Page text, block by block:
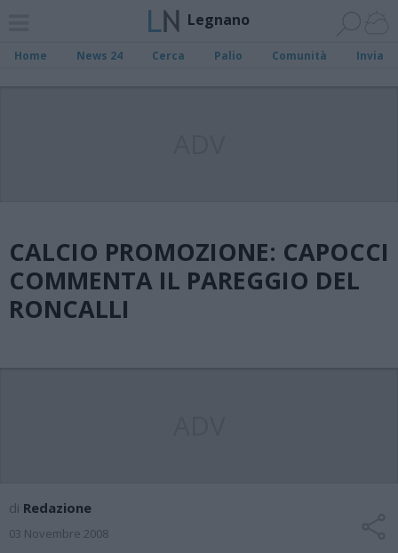
Legnano
Home News 24 Cerca Palio Comunità Invia
CALCIO PROMOZIONE: CAPOCCI
COMMENTA IL PAREGGIO DEL
RONCALLI
di Redazione
03 Novembre 2008